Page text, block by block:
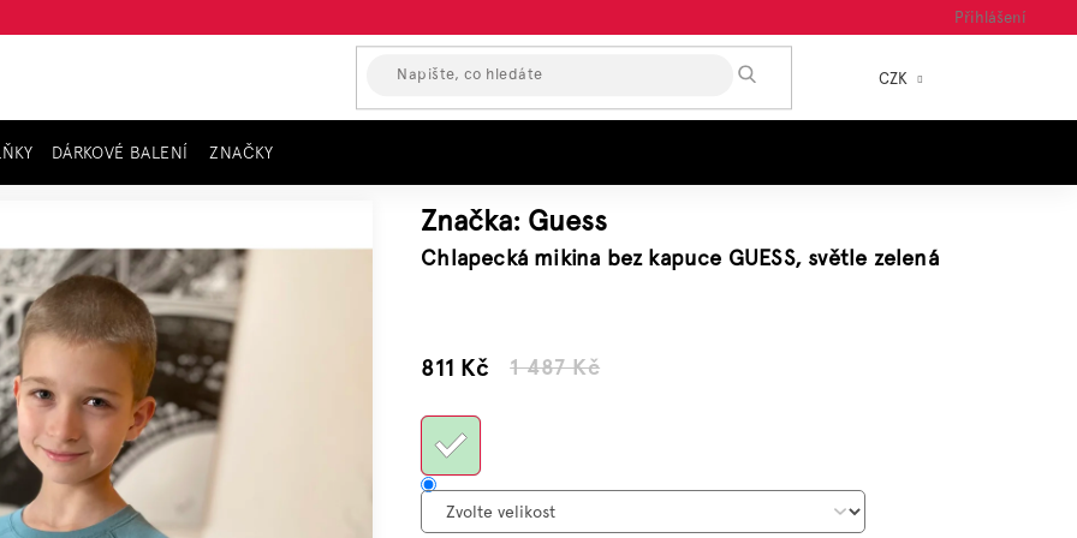
CZK
Přihlášení
DÁRKOVÉ BALENÍ ZNAČKY
Chlapecká mikina bez kapuce GUESS, světle zelená
Značka: Guess
1 487 Kč
811 Kč Měrná